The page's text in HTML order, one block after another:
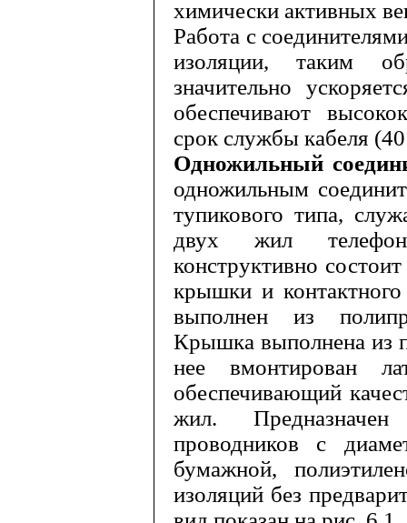
химиче­ски активных
Работа с
изоля­ции, таким
значительно
обеспечивают
срок службы кабеля
Одножильный
одно­жильным
тупикового типа,
двух жил
конструктивно
крышки и
выполнен из
Крышка выполнена из
нее вмонтирован
обеспечивающий
жил.
проводников с
бумажной,
изоляций без